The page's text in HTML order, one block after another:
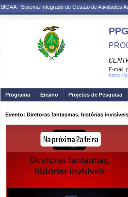
SIGAA - Sistema Integrado de Gestão de Atividades
E-mail:
https://
Programa Ensino Projetos de Pesquisa
Evento: Diretoras fantasmas, histórias